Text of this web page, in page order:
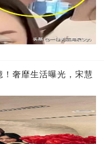
奢靡生活曝光，宋慧